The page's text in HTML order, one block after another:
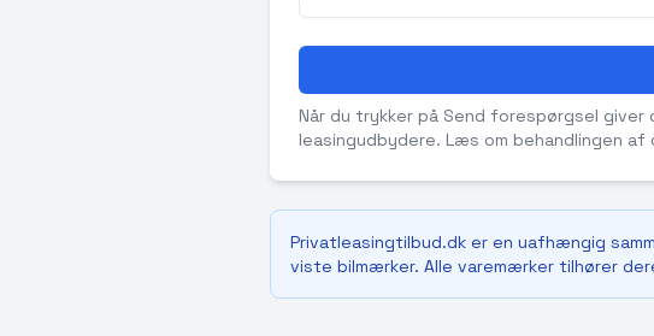
Når du trykker på Send forespørgsel
leasingudbydere. Læs om behandlingen
Privatleasingtilbud.dk er en uafhængig
viste bilmærker. Alle varemærker tilhører